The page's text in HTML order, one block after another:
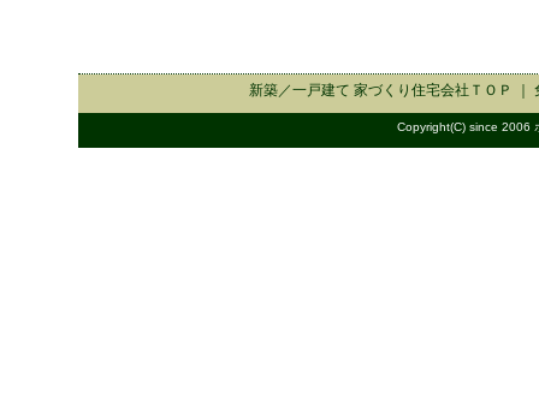
新築／一戸建て 家づくり住宅会社 ＴＯＰ ｜
Copyright(C) since 2006